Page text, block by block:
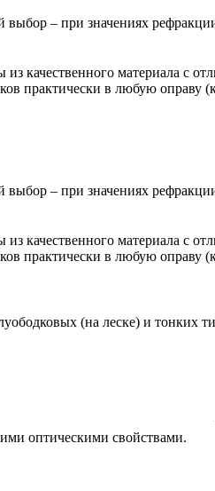
– при значениях
качественного материала
практически в любую
– при значениях
качественного материала
практически в любую
(на леске) и тонких
оптическими свойствами.